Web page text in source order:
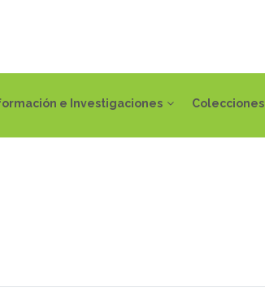
e Investigaciones Colecciones